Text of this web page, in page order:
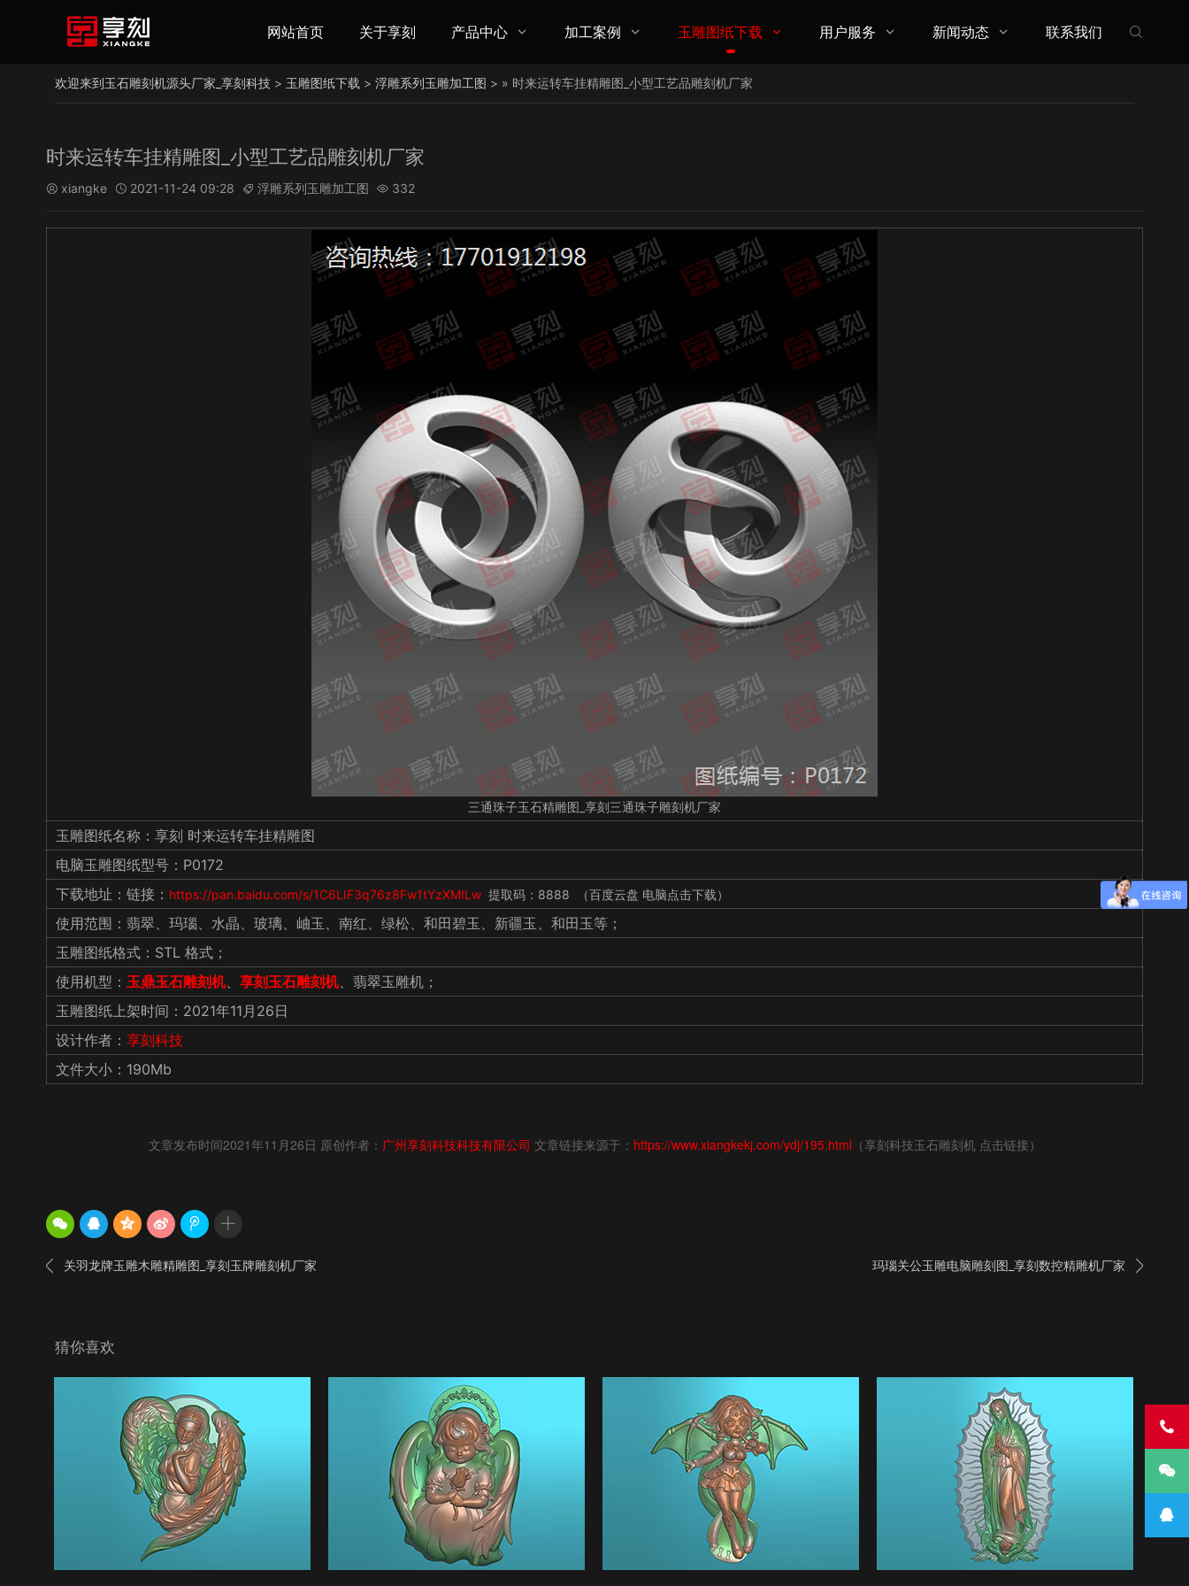

网站首页 关于享刻 产品中心  加工案例  玉雕图纸下载  用户服务  新闻动态  联系我们
欢迎来到玉石雕刻机源头厂家_享刻科技 > 玉雕图纸下载 > 浮雕系列玉雕加工图 > » 时来运转车挂精雕图_小型工艺品雕刻机厂家
时来运转车挂精雕图_小型工艺品雕刻机厂家
 xiangke  2021-11-24 09:28  浮雕系列玉雕加工图  332
三通珠子玉石精雕图_享刻三通珠子雕刻机厂家
玉雕图纸名称：享刻 时来运转车挂精雕图
电脑玉雕图纸型号：P0172
下载地址：链接： https://pan.baidu.com/s/1C6LIF3q76z8Fw1tYzXMILw 提取码：8888 （百度云盘 电脑点击下载）
使用范围：翡翠、玛瑙、水晶、玻璃、岫玉、南红、绿松、和田碧玉、新疆玉、和田玉等；
玉雕图纸格式：STL 格式；
使用机型： 玉鼎玉石雕刻机、 享刻玉石雕刻机、翡翠玉雕机；
玉雕图纸上架时间：2021年11月26日
设计作者： 享刻科技
文件大小：190Mb
文章发布时间2021年11月26日 原创作者： 广州享刻科技科技有限公司 文章链接来源于： https://www.xiangkekj.com/ydj/195.html（享刻科技玉石雕刻机 点击链接）
 关羽龙牌玉雕木雕精雕图_享刻玉牌雕刻机厂家 
玛瑙关公玉雕电脑雕刻图_享刻数控精雕机厂家
猜你喜欢


